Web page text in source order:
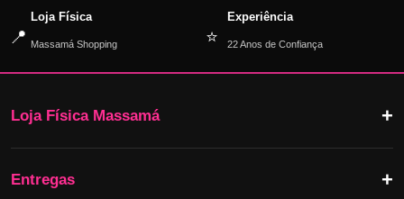
📍
Loja Física
Massamá Shopping ⭐
Experiência
22 Anos de Confiança
Loja Física Massamá
Entregas